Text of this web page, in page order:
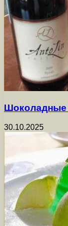
Шоколадные
30.10.2025